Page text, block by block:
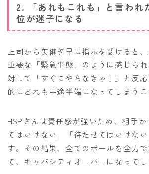
2. 「あれもこれも」と言われ
位が迷子になる
上司から矢継ぎ早に指示を受けると
重要な「緊急事態」のように感じら
対して「すぐにやらなきゃ！」と反
的にどれも中途半端になってしまうこ
HSPさんは責任感が強いため、相手
てはいけない」「待たせてはいけな
す。その結果、全てのボールを全力
て、キャパシティオーバーになってし